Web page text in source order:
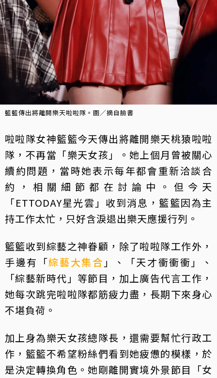
籃籃傳出將離開樂天啦啦隊。圖／摘自臉書
啦啦隊女神籃籃今天傳出將離開樂天桃猿啦啦
隊，不再當「樂天女孩」。她上個月曾被關心
續約問題，當時她表示每年都會重新洽談合
約，相關細節都在討論中。但今天
「ETTODAY星光雲」收到消息，籃籃因為主
持工作太忙，只好含淚退出樂天應援行列。
籃籃收到綜藝之神眷顧，除了啦啦隊工作外，
手邊有「綜藝大集合 」、「天才衝衝衝」、
「綜藝新時代」等節目，加上廣告代言工作，
她每次跳完啦啦隊都筋疲力盡，長期下來身心
不堪負荷。
加上身為樂天女孩總隊長，還需要幫忙行政工
作，籃籃不希望粉絲們看到她疲憊的模樣，於
是決定轉換角色。她剛離開實境外景節目「女